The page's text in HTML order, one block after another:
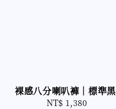
裸感八分喇叭褲｜標準黑
Regular
NT$ 1,380